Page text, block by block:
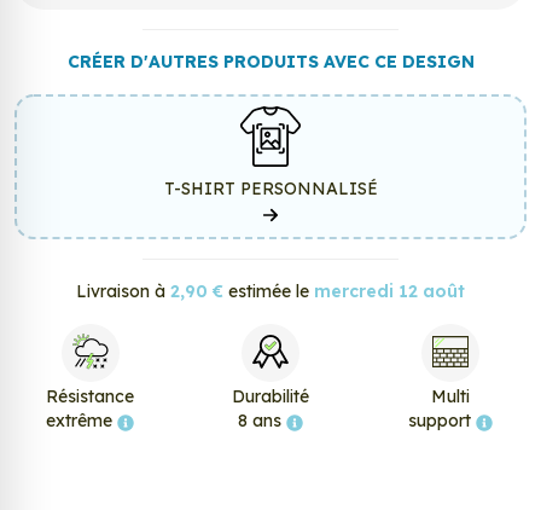
CRÉER D'AUTRES PRODUITS AVEC CE DESIGN
T-SHIRT PERSONNALISÉ
Livraison à 2,90 € estimée le mercredi 12 août
Résistance
extrême
Durabilité
8 ans
Multi
support